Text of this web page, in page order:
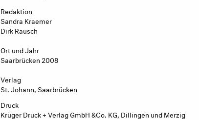
Redaktion
Sandra Kraemer
Dirk Rausch
Ort und Jahr
Saarbrücken 2008
Verlag
St. Johann, Saarbrücken
Druck
Krüger Druck + Verlag GmbH &Co. KG, Dillingen und Merzig